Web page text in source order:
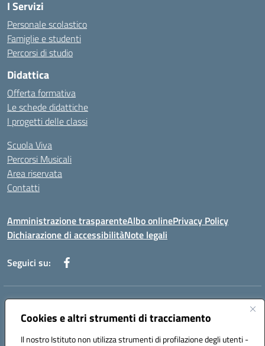
Cookies e altri strumenti di tracciamento
Il nostro Istituto non utilizza strumenti di profilazione degli utenti -
I Servizi
Personale scolastico
Famiglie e studenti
Percorsi di studio
Didattica
Offerta formativa
Le schede didattiche
I progetti delle classi
Scuola Viva
Percorsi Musicali
Area riservata
Contatti
Amministrazione trasparenteAlbo onlinePrivacy Policy
Dichiarazione di accessibilitàNote legali
Seguici su:
Indirizzo:
Centralino:089868360 Email:saic857007@istruzione.it